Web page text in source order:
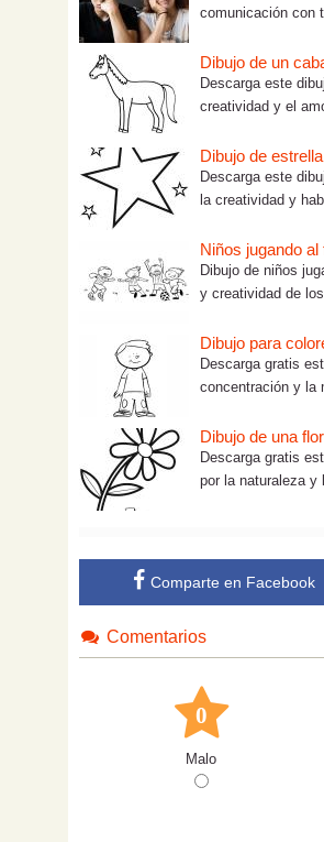
comunicación con
Dibujo de un
Descarga este
creatividad y el
Dibujo de
Descarga este
la creatividad y
Niños jugando
Dibujo de niños
y creatividad de
Dibujo para
Descarga gratis
concentración y la
Dibujo de una
Descarga gratis
por la naturaleza y
Comparte en Facebook
Comentarios
0
Malo